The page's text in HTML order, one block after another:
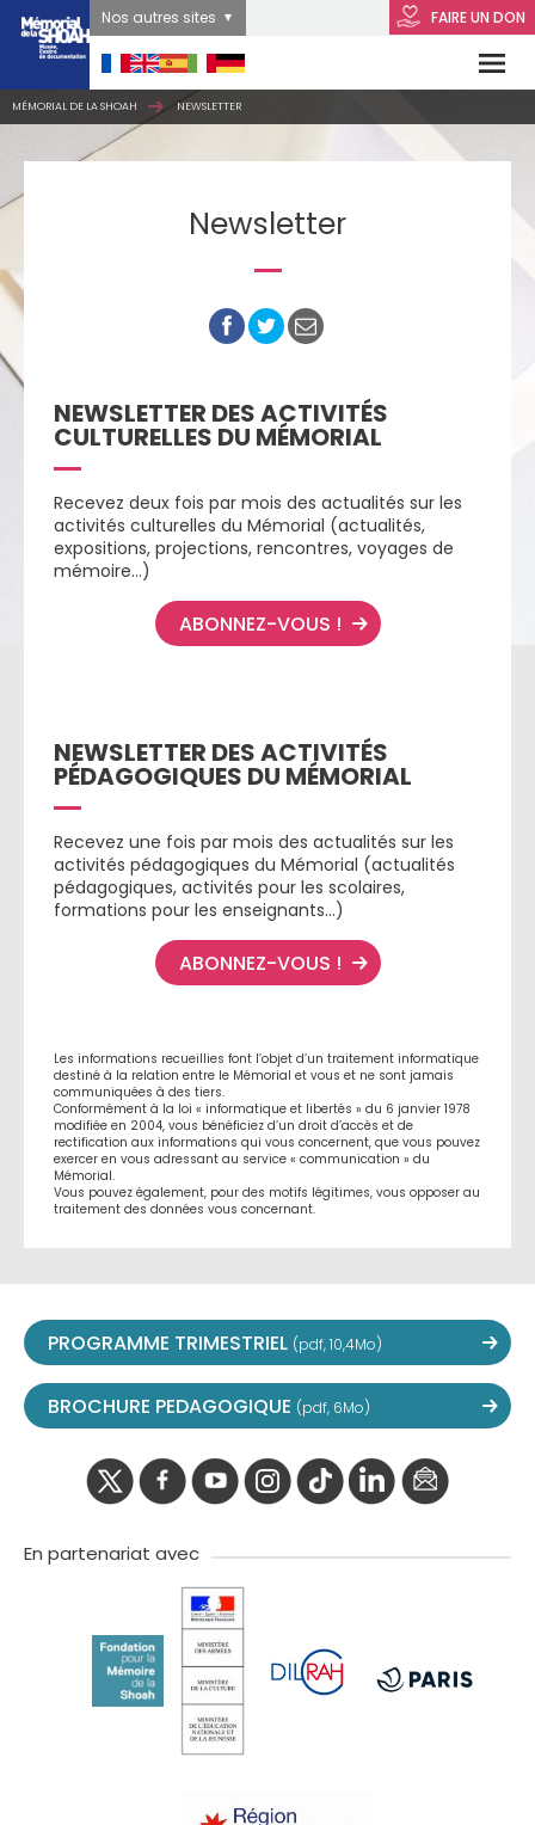
FAIRE UN DON
Nos autres sites
MÉMORIAL DE LA SHOAH NEWSLETTER
Newsletter
NEWSLETTER DES ACTIVITÉS
CULTURELLES DU MÉMORIAL
Recevez deux fois par mois des actualités sur les
activités culturelles du Mémorial (actualités,
expositions, projections, rencontres, voyages de
mémoire…)
ABONNEZ-VOUS !
NEWSLETTER DES ACTIVITÉS
PÉDAGOGIQUES DU MÉMORIAL
Recevez une fois par mois des actualités sur les
activités pédagogiques du Mémorial (actualités
pédagogiques, activités pour les scolaires,
formations pour les enseignants…)
ABONNEZ-VOUS !
Les informations recueillies font l’objet d’un traitement informatique
destiné à la relation entre le Mémorial et vous et ne sont jamais
communiquées à des tiers.
Conformément à la loi « informatique et libertés » du 6 janvier 1978
modifiée en 2004, vous bénéficiez d’un droit d’accès et de
rectification aux informations qui vous concernent, que vous pouvez
exercer en vous adressant au service « communication » du
Mémorial.
Vous pouvez également, pour des motifs légitimes, vous opposer au
traitement des données vous concernant.
PROGRAMME TRIMESTRIEL (pdf, 10,4Mo)
BROCHURE PEDAGOGIQUE (pdf, 6Mo)
En partenariat avec